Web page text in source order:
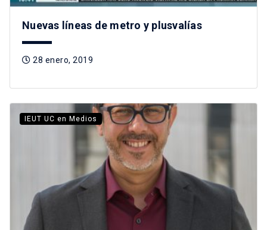
Nuevas líneas de metro y plusvalías
28 enero, 2019
IEUT UC en Medios